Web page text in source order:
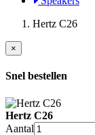
Hertz C26
×
Snel bestellen
Hertz C26
Aantal